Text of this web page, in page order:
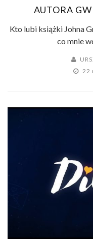
AUTORA
Kto lubi książki Johna
co mnie
22